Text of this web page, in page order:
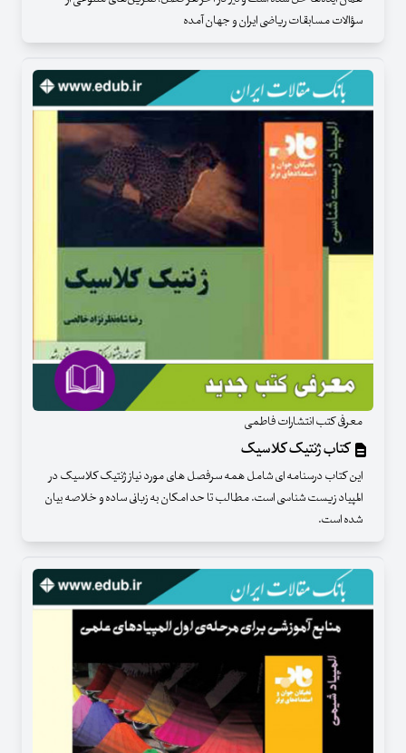
سؤالات مسابقات ریاضی ایران و جهان آمده
معرفی کتب انتشارات فاطمی
کتاب ژنتیک کلاسیک
این کتاب درسنامه ای شامل همه سرفصل های مورد نیاز ژنتیک کلاسیک در
المپیاد زیست شناسی است. مطالب تا حد امکان به زبانی ساده و خلاصه بیان
شده است.